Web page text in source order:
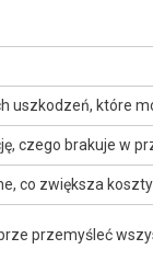
uszkodzeń, które
czego brakuje w
co zwiększa
przemyśleć